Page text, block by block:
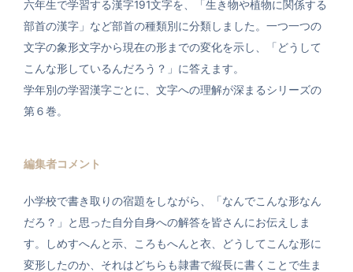
六年生で学習する漢字191文字を、「生き物や植物に関係する
部首の漢字」など部首の種類別に分類しました。一つ一つの
文字の象形文字から現在の形までの変化を示し、「どうして
こんな形しているんだろう？」に答えます。
学年別の学習漢字ごとに、文字への理解が深まるシリーズの
第６巻。
編集者コメント
小学校で書き取りの宿題をしながら、「なんでこんな形なん
だろ？」と思った自分自身への解答を皆さんにお伝えしま
す。しめすへんと示、ころもへんと衣、どうしてこんな形に
変形したのか、それはどちらも隷書で縦長に書くことで生ま